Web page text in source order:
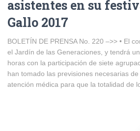
asistentes en su
Gallo 2017
BOLETÍN DE PRENSA No. 220 –>> • El
el Jardín de las Generaciones, y tendrá
horas con la participación de siete
han tomado las previsiones necesarias
atención médica para que la totalidad de